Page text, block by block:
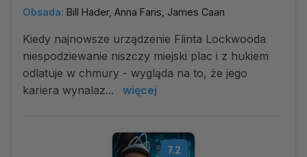
Obsada: Bill Hader, Anna Faris, James Caan
Kiedy najnowsze urządzenie Flinta Lockwooda
niespodziewanie niszczy miejski plac i z hukiem
odlatuje w chmury - wygląda na to, że jego
kariera wynalaz...
więcej
7.2